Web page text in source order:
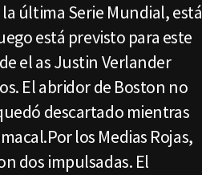
última Serie Mundial, está
está previsto para este
el as Justin Verlander
El abridor de Boston no
descartado mientras
los Medias Rojas,
dos impulsadas. El